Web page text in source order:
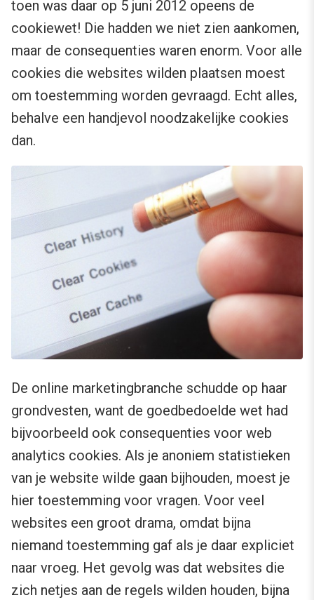
toen was daar op 5 juni 2012 opeens de
cookiewet! Die hadden we niet zien aankomen,
maar de consequenties waren enorm. Voor alle
cookies die websites wilden plaatsen moest
om toestemming worden gevraagd. Echt alles,
behalve een handjevol noodzakelijke cookies
dan.
De online marketingbranche schudde op haar
grondvesten, want de goedbedoelde wet had
bijvoorbeeld ook consequenties voor web
analytics cookies. Als je anoniem statistieken
van je website wilde gaan bijhouden, moest je
hier toestemming voor vragen. Voor veel
websites een groot drama, omdat bijna
niemand toestemming gaf als je daar expliciet
naar vroeg. Het gevolg was dat websites die
zich netjes aan de regels wilden houden, bijna